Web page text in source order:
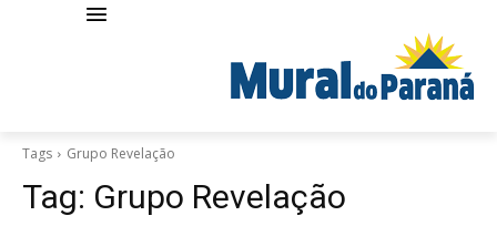
Tags Grupo Revelação
Tag: Grupo Revelação